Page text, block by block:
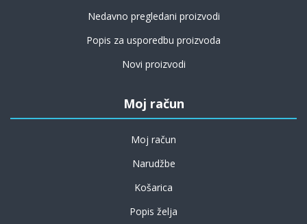
Nedavno pregledani proizvodi
Popis za usporedbu proizvoda
Novi proizvodi
Moj račun
Moj račun
Narudžbe
Košarica
Popis želja